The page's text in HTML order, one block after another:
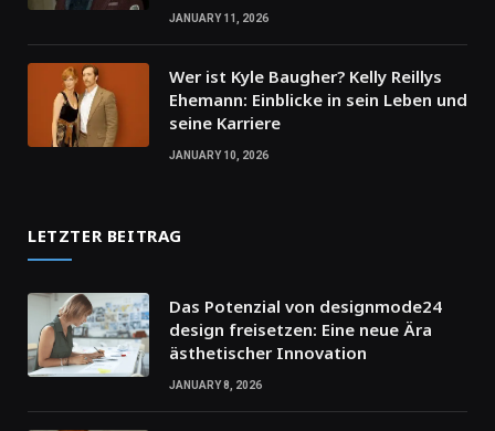
JANUARY 11, 2026
Wer ist Kyle Baugher? Kelly Reillys
Ehemann: Einblicke in sein Leben und
seine Karriere
JANUARY 10, 2026
LETZTER BEITRAG
Das Potenzial von designmode24
design freisetzen: Eine neue Ära
ästhetischer Innovation
JANUARY 8, 2026